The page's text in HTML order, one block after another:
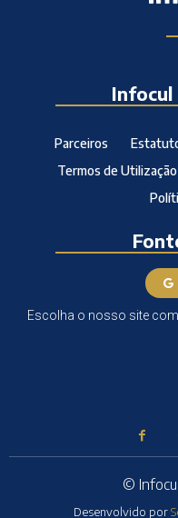
Infocul
Parceiros
Termos de Utilização
Escolha o nosso site
©
Desenvolvido por